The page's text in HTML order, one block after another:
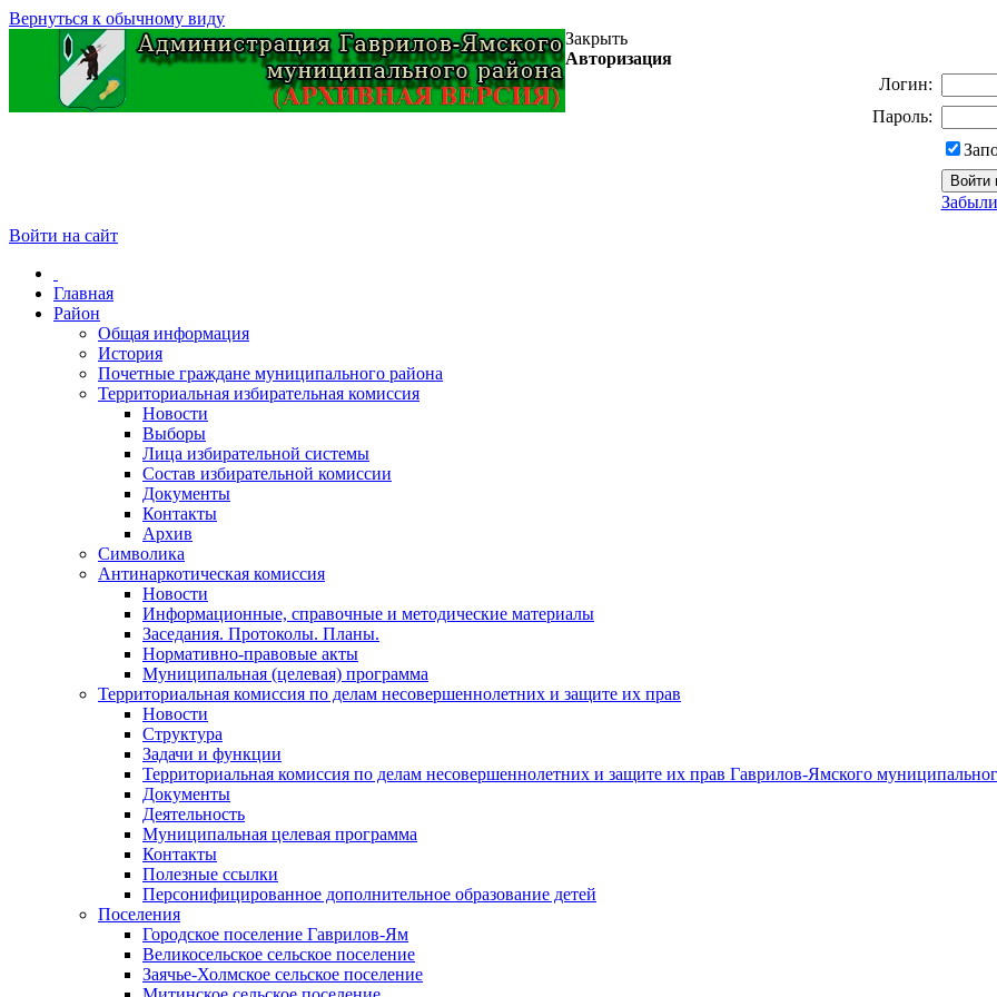
Вернуться к обычному виду
Закрыть
Авторизация
Логин:
Пароль:
Войти на сайт
Главная
Район
Общая информация
История
Почетные граждане муниципального района
Территориальная избирательная комиссия
Новости
Выборы
Лица избирательной системы
Состав избирательной комиссии
Документы
Контакты
Архив
Символика
Антинаркотическая комиссия
Новости
Информационные, справочные и методические материалы
Заседания. Протоколы. Планы.
Нормативно-правовые акты
Муниципальная (целевая) программа
Территориальная комиссия по делам несовершеннолетних и защите их прав
Новости
Структура
Задачи и функции
Территориальная комиссия по делам несовершеннолетних и защите их прав Гаврилов-Ямского
Документы
Деятельность
Муниципальная целевая программа
Контакты
Полезные ссылки
Персонифицированное дополнительное образование детей
Поселения
Городское поселение Гаврилов-Ям
Великосельское сельское поселение
Заячье-Холмское сельское поселение